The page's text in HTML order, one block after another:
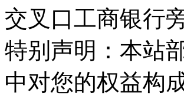
交叉口工商银行
特别声明：本站
中对您的权益构